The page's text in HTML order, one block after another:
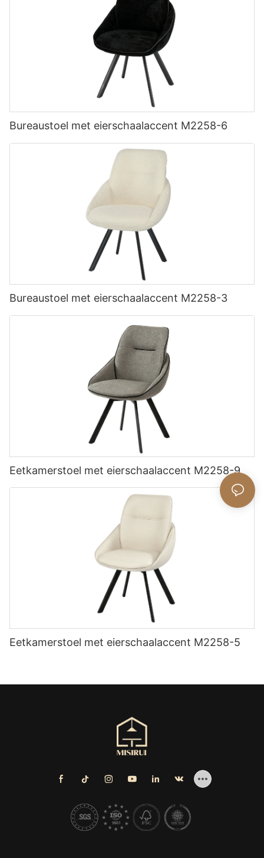
Bureaustoel met eierschaalaccent M2258-6
Bureaustoel met eierschaalaccent M2258-3
Eetkamerstoel met eierschaalaccent M2258-9
Eetkamerstoel met eierschaalaccent M2258-5